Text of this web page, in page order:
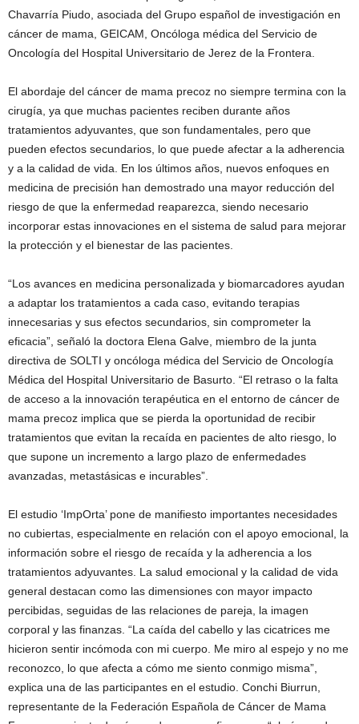
Chavarría Piudo, asociada del Grupo español de investigación en
cáncer de mama, GEICAM, Oncóloga médica del Servicio de
Oncología del Hospital Universitario de Jerez de la Frontera.
El abordaje del cáncer de mama precoz no siempre termina con la
cirugía, ya que muchas pacientes reciben durante años
tratamientos adyuvantes, que son fundamentales, pero que
pueden efectos secundarios, lo que puede afectar a la adherencia
y a la calidad de vida. En los últimos años, nuevos enfoques en
medicina de precisión han demostrado una mayor reducción del
riesgo de que la enfermedad reaparezca, siendo necesario
incorporar estas innovaciones en el sistema de salud para mejorar
la protección y el bienestar de las pacientes.
“Los avances en medicina personalizada y biomarcadores ayudan
a adaptar los tratamientos a cada caso, evitando terapias
innecesarias y sus efectos secundarios, sin comprometer la
eficacia”, señaló la doctora Elena Galve, miembro de la junta
directiva de SOLTI y oncóloga médica del Servicio de Oncología
Médica del Hospital Universitario de Basurto. “El retraso o la falta
de acceso a la innovación terapéutica en el entorno de cáncer de
mama precoz implica que se pierda la oportunidad de recibir
tratamientos que evitan la recaída en pacientes de alto riesgo, lo
que supone un incremento a largo plazo de enfermedades
avanzadas, metastásicas e incurables”.
El estudio ‘ImpOrta’ pone de manifiesto importantes necesidades
no cubiertas, especialmente en relación con el apoyo emocional, la
información sobre el riesgo de recaída y la adherencia a los
tratamientos adyuvantes. La salud emocional y la calidad de vida
general destacan como las dimensiones con mayor impacto
percibidas, seguidas de las relaciones de pareja, la imagen
corporal y las finanzas. “La caída del cabello y las cicatrices me
hicieron sentir incómoda con mi cuerpo. Me miro al espejo y no me
reconozco, lo que afecta a cómo me siento conmigo misma”,
explica una de las participantes en el estudio. Conchi Biurrun,
representante de la Federación Española de Cáncer de Mama